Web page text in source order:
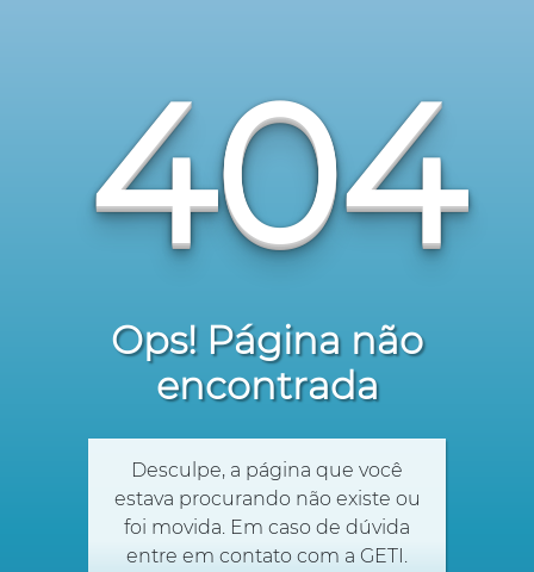
404
Ops! Página não
encontrada
Desculpe, a página que você
estava procurando não existe ou
foi movida. Em caso de dúvida
entre em contato com a GETI.